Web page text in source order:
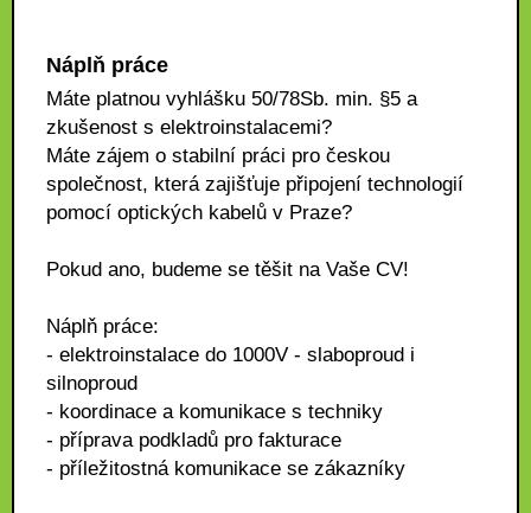
Náplň práce
Máte platnou vyhlášku 50/78Sb. min. §5 a
zkušenost s elektroinstalacemi?
Máte zájem o stabilní práci pro českou
společnost, která zajišťuje připojení technologií
pomocí optických kabelů v Praze?
Pokud ano, budeme se těšit na Vaše CV!
Náplň práce:
- elektroinstalace do 1000V - slaboproud i
silnoproud
- koordinace a komunikace s techniky
- příprava podkladů pro fakturace
- příležitostná komunikace se zákazníky